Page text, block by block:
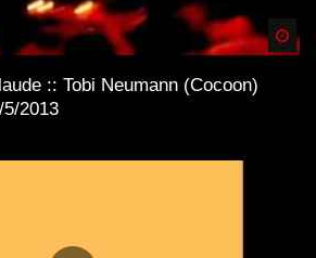
:: Tobi Neumann (Cocoon)
2013